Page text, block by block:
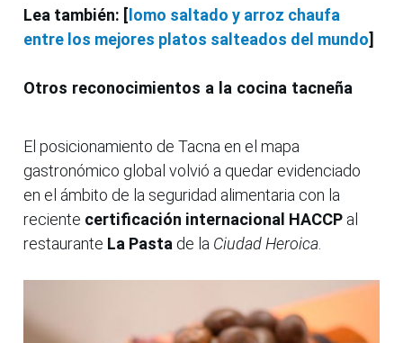
Lea también: [lomo saltado y arroz chaufa
entre los mejores platos salteados del mundo]
Otros reconocimientos a la cocina tacneña
El posicionamiento de Tacna en el mapa
gastronómico global volvió a quedar evidenciado
en el ámbito de la seguridad alimentaria con la
reciente certificación internacional HACCP al
restaurante La Pasta de la Ciudad Heroica